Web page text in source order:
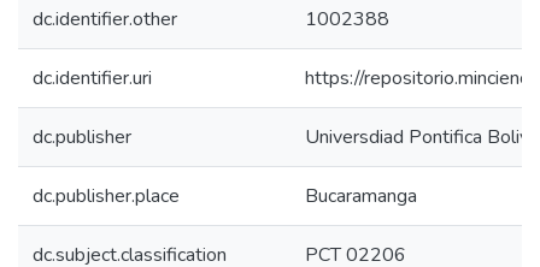
dc.identifier.other 1002388
dc.identifier.uri https://
dc.publisher Universdiad Pontifica
dc.publisher.place Bucaramanga
dc.subject.classification PCT 02206